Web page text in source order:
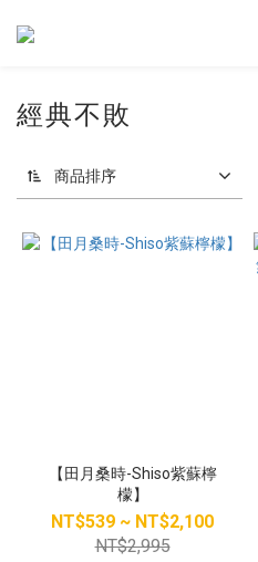
經典不敗
商品排序
【田月桑時-Shiso紫蘇檸
檬】
NT$539 ~ NT$2,100
NT$2,995